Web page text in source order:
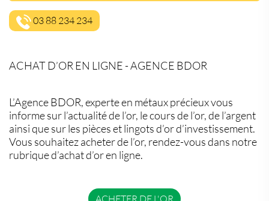
03 88 234 234
ACHAT D’OR EN LIGNE - AGENCE BDOR
L’Agence BDOR, experte en métaux précieux vous
informe sur l’actualité de l’or, le cours de l’or, de l’argent
ainsi que sur les pièces et lingots d’or d’investissement.
Vous souhaitez acheter de l’or, rendez-vous dans notre
rubrique d’achat d’or en ligne.